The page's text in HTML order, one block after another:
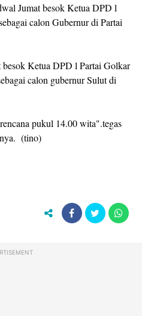
Jumat besok Ketua DPD l
calon Gubernur di Partai
besok Ketua DPD l Partai Golkar
calon gubernur Sulut di
pukul 14.00 wita".tegas
(tino)